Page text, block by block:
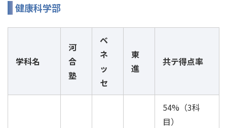
健康科学部
学科名
河
合
塾
ベ
ネ
ッ
セ
東
進
共テ得点率
54%（3科
目）